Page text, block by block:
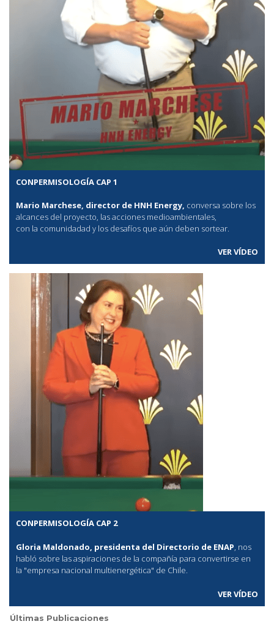
CONPERMISOLOGÍA CAP 1
Mario Marchese, director de HNH Energy, conversa sobre los
alcances del proyecto, las acciones medioambientales,
con la comunidadad y los desafíos que aún deben sortear.
VER VÍDEO
CONPERMISOLOGÍA CAP 2
Gloria Maldonado, presidenta del Directorio de ENAP, nos
habló sobre las aspiraciones de la compañía para convertirse en
la "empresa nacional multienergética" de Chile.
VER VÍDEO
Últimas Publicaciones